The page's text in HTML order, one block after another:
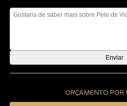
ORÇAMENTO